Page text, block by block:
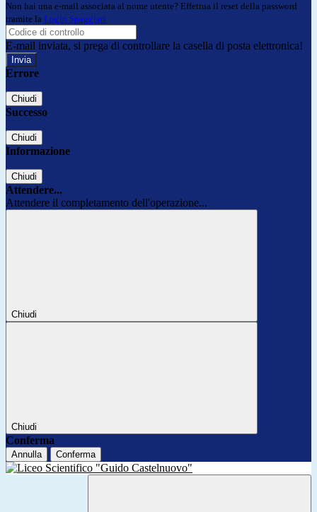
Non hai una e-mail associata al nome utente? Effettua il reset della password
tramite la Login Spaggiari
E-mail inviata, si prega di controllare la casella di posta elettronica!
Errore
Chiudi
Successo
Chiudi
Informazione
Chiudi
Attendere...
Attendere il completamento dell'operazione...
Chiudi
Chiudi
Conferma
Annulla Conferma